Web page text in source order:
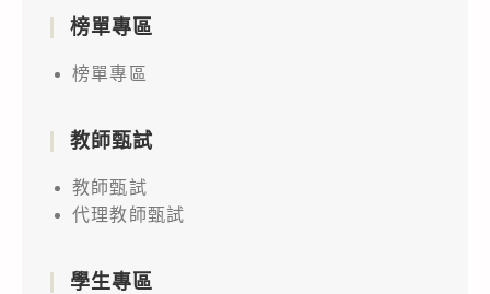
榜單專區
榜單專區
教師甄試
教師甄試
代理教師甄試
學生專區